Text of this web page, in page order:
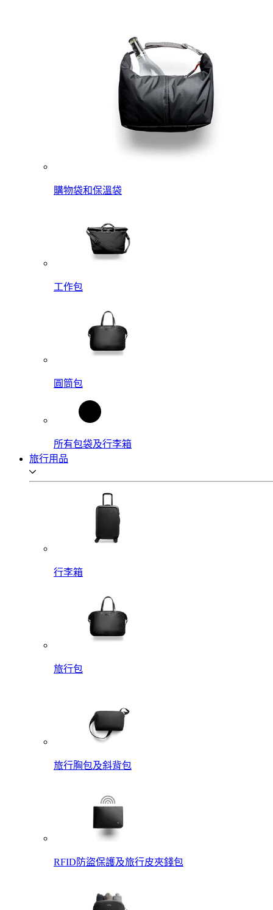
購物袋和保溫袋
工作包
圓筒包
所有包袋及行李箱
旅行用品
行李箱
旅行包
旅行胸包及斜背包
RFID防盜保護及旅行皮夾錢包